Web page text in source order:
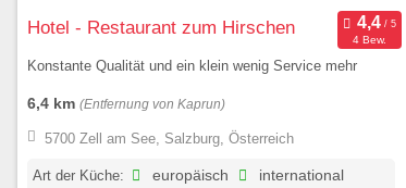
Hotel - Restaurant zum Hirschen
4 Bew.
Konstante Qualität und ein klein wenig Service mehr
6,4 km (Entfernung von Kaprun)
5700 Zell am See, Salzburg, Österreich
Art der Küche: europäisch
international